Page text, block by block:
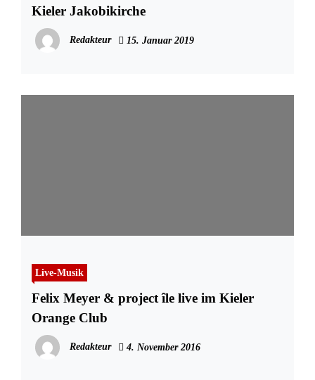
Kieler Jakobikirche
Redakteur 15. Januar 2019
Live-Musik
Felix Meyer & project île live im Kieler
Orange Club
Redakteur 4. November 2016